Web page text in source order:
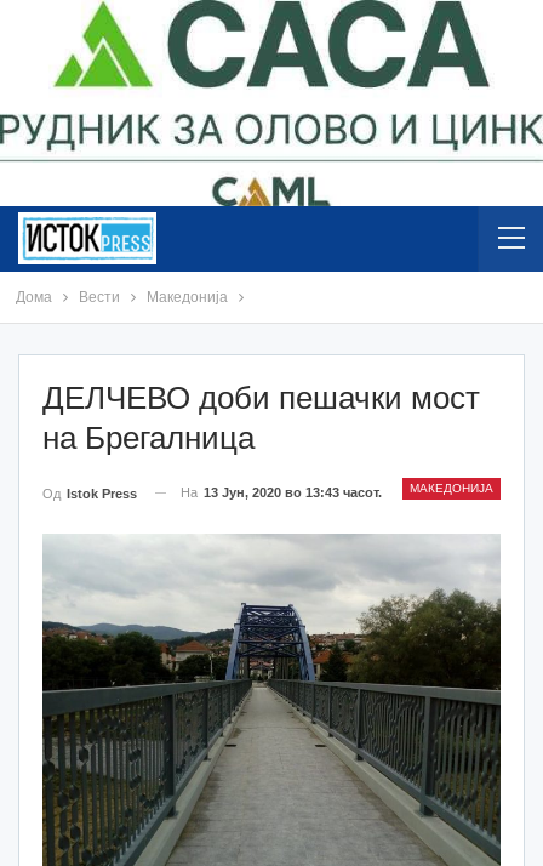
Дома Вести Македонија
ДЕЛЧЕВО доби пешачки мост
на Брегалница
МАКЕДОНИЈА
Од Istok Press На 13 Јун, 2020 во 13:43 часот.